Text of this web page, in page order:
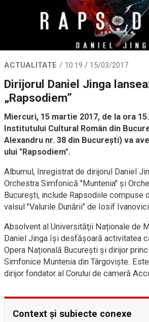
ACTUALITATE 10:19 / 15/03/2017
Dirijorul Daniel Jinga
„Rapsodiem”
Miercuri, 15 martie 2017, de la ora
Institutului Cultural Român din
Alexandru nr. 38 din Bucureşti) va
ului "Rapsodiem".
Albumul, înregistrat de dirijorul Daniel
Orchestra Simfonică "Muntenia" și
București, include Rapsodiile compuse
valsul "Valurile Dunării" de Iosif
Absolvent al Universităţii Naționale de
Daniel Jinga îşi desfăşoară activitatea
Opera Națională București și dirijor
Simfonice Muntenia din Târgoviște.
dirijor fondator al Corului de cameră
Context și subiecte conexe